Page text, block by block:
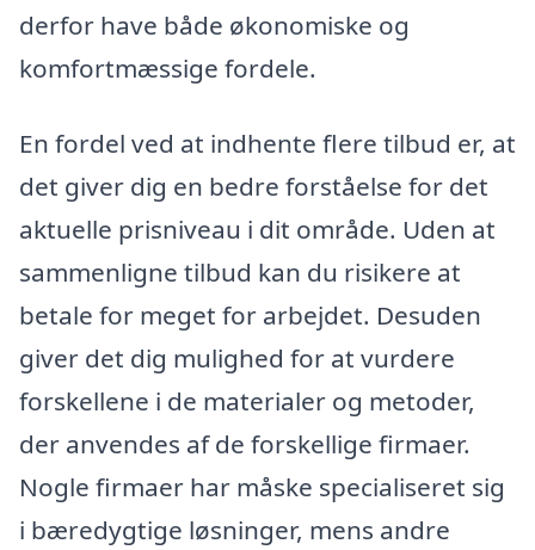
derfor have både økonomiske og
komfortmæssige fordele.
En fordel ved at indhente flere tilbud er, at
det giver dig en bedre forståelse for det
aktuelle prisniveau i dit område. Uden at
sammenligne tilbud kan du risikere at
betale for meget for arbejdet. Desuden
giver det dig mulighed for at vurdere
forskellene i de materialer og metoder,
der anvendes af de forskellige firmaer.
Nogle firmaer har måske specialiseret sig
i bæredygtige løsninger, mens andre